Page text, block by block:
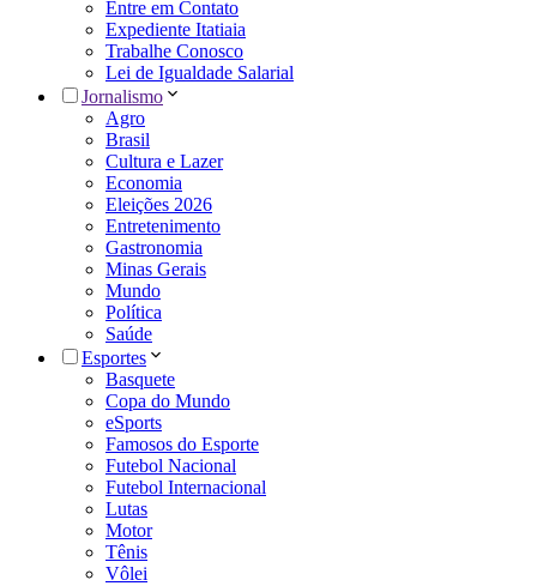
Entre em Contato
Expediente Itatiaia
Trabalhe Conosco
Lei de Igualdade Salarial
Jornalismo
Agro
Brasil
Cultura e Lazer
Economia
Eleições 2026
Entretenimento
Gastronomia
Minas Gerais
Mundo
Política
Saúde
Esportes
Basquete
Copa do Mundo
eSports
Famosos do Esporte
Futebol Nacional
Futebol Internacional
Lutas
Motor
Tênis
Vôlei